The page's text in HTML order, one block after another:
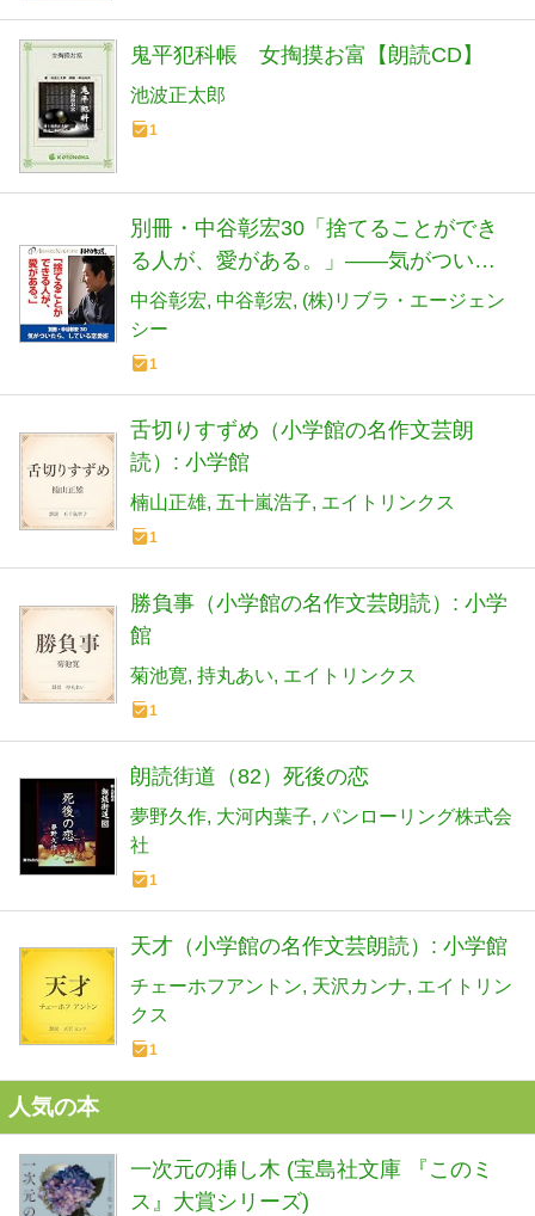
鬼平犯科帳 女掏摸お富【朗読CD】
池波正太郎
1
別冊・中谷彰宏30「捨てることができ
る人が、愛がある。」――気がついた
ら、している恋愛術
中谷彰宏 中谷彰宏 (株)リブラ・エージェン
シー
1
舌切りすずめ（小学館の名作文芸朗
読）: 小学館
楠山正雄 五十嵐浩子 エイトリンクス
1
勝負事（小学館の名作文芸朗読）: 小学
館
菊池寛 持丸あい エイトリンクス
1
朗読街道（82）死後の恋
夢野久作 大河内葉子 パンローリング株式会
社
1
天才（小学館の名作文芸朗読）: 小学館
チェーホフアントン 天沢カンナ エイトリン
クス
1
人気の本
一次元の挿し木 (宝島社文庫 『このミ
ス』大賞シリーズ)